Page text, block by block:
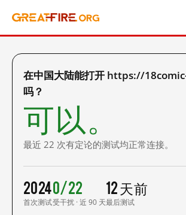
在中国大陆能打开 https://
吗？
可以。
最近 22 次有定论的测试均正常连接。
2024
首次测试
0/22
受干扰 · 近 90 天
12 天前
最后测试